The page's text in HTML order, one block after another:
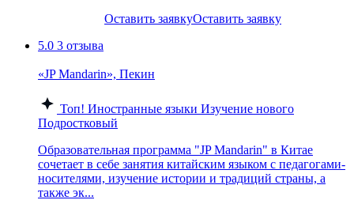
Оставить заявкуОставить заявку
5.0 3 отзыва
«JP Mandarin», Пекин
Топ! Иностранные языки Изучение нового
Подростковый
Образовательная программа "JP Mandarin" в Китае
сочетает в себе занятия китайским языком с педагогами-
носителями, изучение истории и традиций страны, а
также эк...